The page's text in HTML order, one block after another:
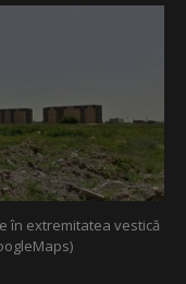
în extremitatea vestică